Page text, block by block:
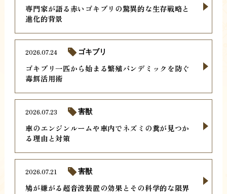
専門家が語る赤いゴキブリの驚異的な生存戦略と
進化的背景
ゴキブリ一匹から始まる繁殖パンデミックを防ぐ
毒餌活用術
2026.07.24 ゴキブリ
車のエンジンルームや車内でネズミの糞が見つか
る理由と対策
2026.07.23 害獣
鳩が嫌がる超音波装置の効果とその科学的な限界
2026.07.21 害獣